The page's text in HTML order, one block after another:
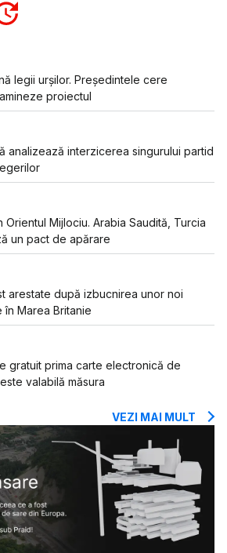
legii urșilor. Președintele cere
proiectul
analizează interzicerea singurului partid
Orientul Mijlociu. Arabia Saudită, Turcia
un pact de apărare
arestate după izbucnirea unor noi
Marea Britanie
gratuit prima carte electronică de
valabilă măsura
VEZI MAI MULT